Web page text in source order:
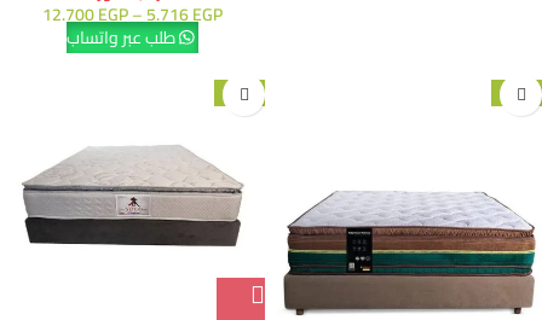
5.716EGP
–
12.700EGP
طلب عبر واتساب
-20%
-10%